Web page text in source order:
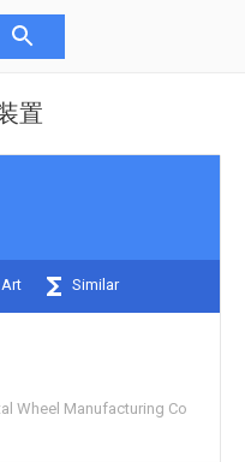
置
Similar
Wheel Manufacturing Co